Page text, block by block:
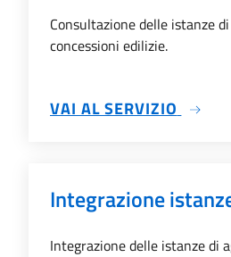
Consultazione delle istanze
concessioni edilizie.
VAI AL SERVIZIO SU
Integrazione
Integrazione delle istanze di